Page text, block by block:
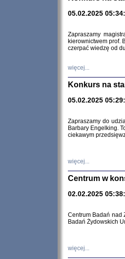
05.02.2025
Zapraszamy
kierownictwem prof.
czerpać wiedzę od
więcej...
Konkurs na
05.02.2025
Zapraszamy do
Barbary Engelking.
ciekawym
więcej...
Centrum w
02.02.2025
Centrum Badań nad
Badań Żydowskich
więcej...